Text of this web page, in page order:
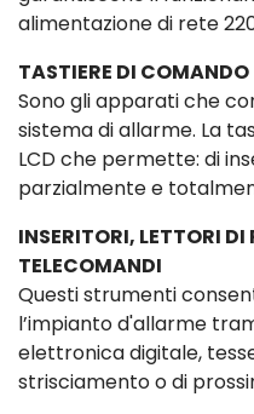
alimentazione di rete
TASTIERE DI COMANDO
Sono gli apparati che
sistema di allarme. La
LCD che permette: di
parzialmente e
INSERITORI, LETTORI DI
TELECOMANDI
Questi strumenti
l’impianto d'allarme
elettronica digitale,
strisciamento o di